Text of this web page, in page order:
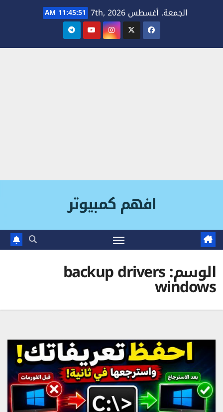
الجمعة. أغسطس 7th, 2026 11:45:51 AM
افهم كمبيوتر
الوسم:backup drivers
windows